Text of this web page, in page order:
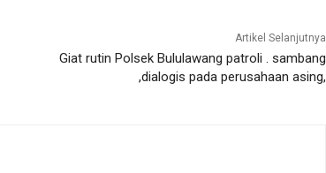
Artikel Selanjutnya
Giat rutin Polsek Bululawang patroli . sambang
,dialogis pada perusahaan asing,